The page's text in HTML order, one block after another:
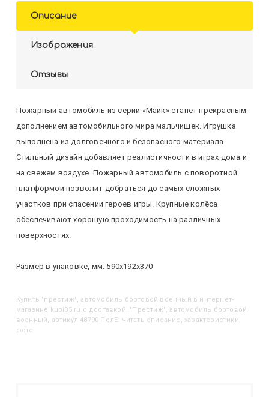
Описание
Изображения
Отзывы
Пожарный автомобиль из серии «Майк» станет прекрасным
дополнением автомобильного мира мальчишек. Игрушка
выполнена из долговечного и безопасного материала.
Стильный дизайн добавляет реалистичности в играх дома и
на свежем воздухе. Пожарный автомобиль с поворотной
платформой позволит добраться до самых сложных
участков при спасении героев игры. Крупные колёса
обеспечивают хорошую проходимость на различных
поверхностях.
Размер в упаковке, мм: 590х192х370
Купить "Престиж", автомобиль бортовой военный в интернет-
магазине kupi35.ru с доставкой. "Престиж", автомобиль бортовой
военный, артикул 48790 ПолЕ: читать описание, характеристики,
фото